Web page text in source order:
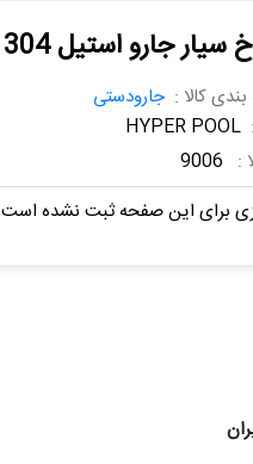
سیار جارو استیل 304
کالا : جارودستی
HYPER POOL
:
9006
برای این صفحه ثبت نشده است